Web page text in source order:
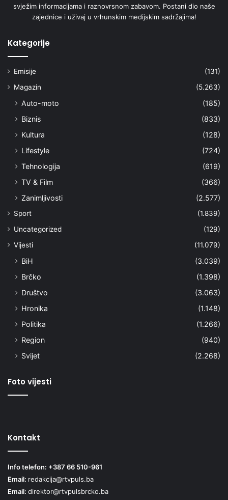
svježim informacijama i raznovrsnom zabavom. Postani dio naše
zajednice i uživaj u vrhunskim medijskim sadržajima!
Kategorije
Emisije
(131)
Magazin
(5.263)
Auto-moto
(185)
Biznis
(833)
Kultura
(128)
Lifestyle
(724)
Tehnologija
(619)
TV & Film
(366)
Zanimljivosti
(2.577)
Sport
(1.839)
Uncategorized
(129)
Vijesti
(11.079)
BiH
(3.039)
Brčko
(1.398)
Društvo
(3.063)
Hronika
(1.148)
Politika
(1.266)
Region
(940)
Svijet
(2.268)
Foto vijesti
Kontakt
Info telefon: +387 66 510-961
Email: redakcija@rtvpuls.ba
Email: direktor@rtvpulsbrcko.ba